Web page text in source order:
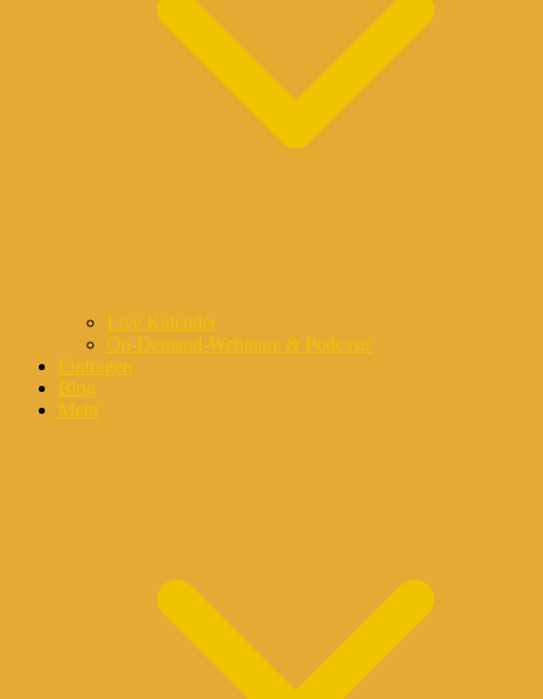
Live Kalender
On-Demand-Webinare & Podcasts
Eintragen
Blog
Mehr